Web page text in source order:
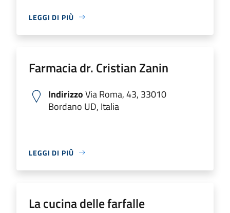
LEGGI DI PIÙ
Farmacia dr. Cristian Zanin
IndirizzoVia Roma, 43, 33010
Bordano UD, Italia
LEGGI DI PIÙ
La cucina delle farfalle